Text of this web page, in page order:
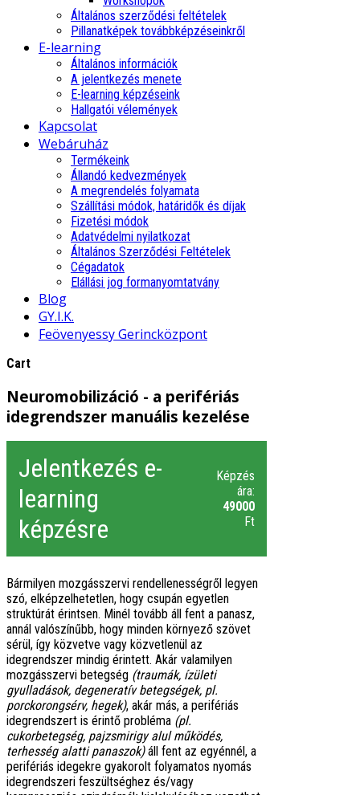
Általános szerződési feltételek
Pillanatképek továbbképzéseinkről
E-learning
Általános információk
A jelentkezés menete
E-learning képzéseink
Hallgatói vélemények
Kapcsolat
Webáruház
Termékeink
Állandó kedvezmények
A megrendelés folyamata
Szállítási módok, határidők és díjak
Fizetési módok
Adatvédelmi nyilatkozat
Általános Szerződési Feltételek
Cégadatok
Elállási jog formanyomtatvány
Blog
GY.I.K.
Feövenyessy Gerincközpont
Cart
Neuromobilizáció - a perifériás
idegrendszer manuális kezelése
Jelentkezés e-
learning
képzésre
Képzés
ára:
49000
Ft
Bármilyen mozgásszervi rendellenességről legyen
szó, elképzelhetetlen, hogy csupán egyetlen
struktúrát érintsen. Minél tovább áll fent a panasz,
annál valószínűbb, hogy minden környező szövet
sérül, így közvetve vagy közvetlenül az
idegrendszer mindig érintett. Akár valamilyen
mozgásszervi betegség (traumák, ízületi
gyulladások, degeneratív betegségek, pl.
porckorongsérv, hegek), akár más, a perifériás
idegrendszert is érintő probléma (pl.
cukorbetegség, pajzsmirigy alul működés,
terhesség alatti panaszok)áll fent az egyénnél, a
perifériás idegekre gyakorolt folyamatos nyomás
idegrendszeri feszültséghez és/vagy